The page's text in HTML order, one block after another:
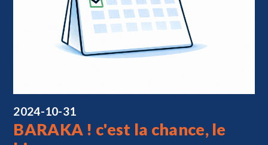
2024-10-31
BARAKA ! c'est la chance, le